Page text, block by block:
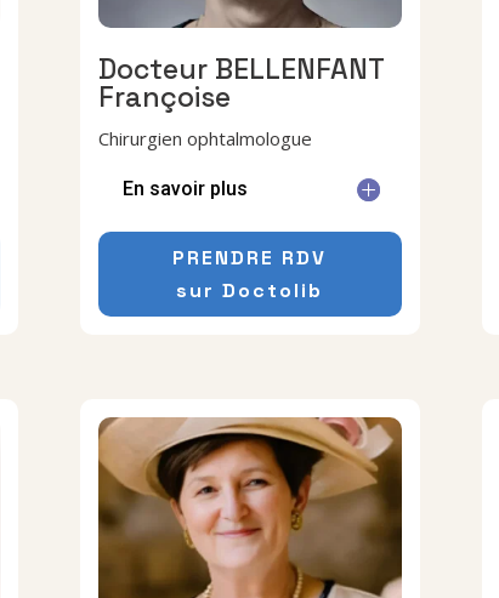
Docteur BELLENFANT
Françoise
Chirurgien ophtalmologue
En savoir plus
PRENDRE RDV
sur Doctolib